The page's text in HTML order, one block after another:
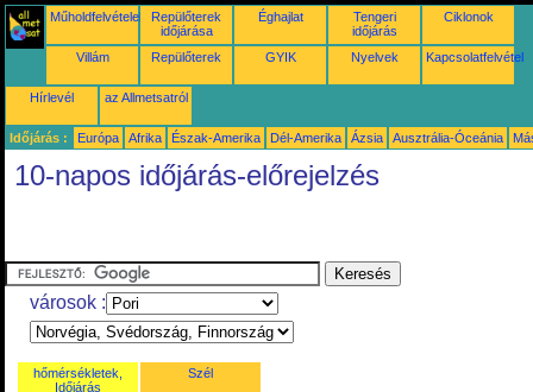
Műholdfelvételek
Repülőterek
időjárása
Éghajlat
Tengeri
időjárás
Ciklonok
Villám Repülőterek GYIK Nyelvek Kapcsolatfelvétel
Hírlevél az Allmetsatról
Időjárás : Európa Afrika Észak-Amerika Dél-Amerika Ázsia Ausztrália-Óceánia
10-napos időjárás-előrejelzés
városok :
hőmérsékletek,
Időjárás
Szél